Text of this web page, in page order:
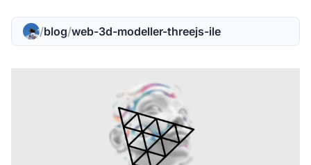
/blog/web-3d-modeller-threejs-ile